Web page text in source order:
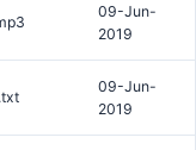
09-Jun-
2019
09-Jun-
2019